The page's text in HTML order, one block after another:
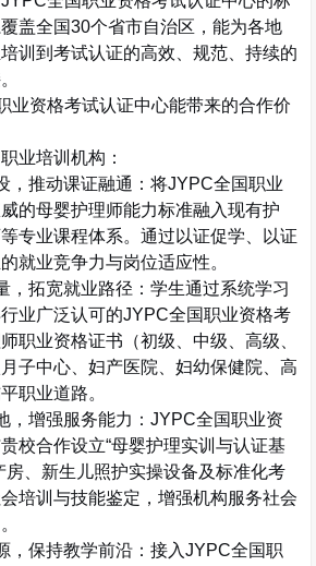
盖全国30个省市自治区 ，能为各地
训到考试认证的高效、规范、持续的
业资格考试认证中心能带来的合作价
业培训机构：
，推动课证融通 ：将JYPC全国职业
的母婴护理师能力标准融入现有护
专业课程体系。通过以证促学、以证
就业竞争力与岗位适应性。
，拓宽就业路径 ：学生通过系统学习
业广泛认可的JYPC全国职业资格考
职业资格证书 （初级、中级、高级、
子中心、妇产医院、妇幼保健院、高
职业道路。
，增强服务能力 ：JYPC全国职业资
校合作设立“母婴护理实训与认证基
房、新生儿照护实操设备及标准化考
培训与技能鉴定，增强机构服务社会
，保持教学前沿 ：接入JYPC全国职